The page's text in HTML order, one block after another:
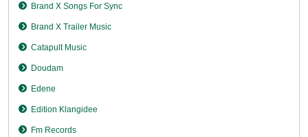
Brand X Songs For Sync
Brand X Trailer Music
Catapult Music
Doudam
Edene
Edition Klangidee
Fm Records